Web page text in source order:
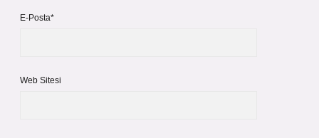
E-Posta*
Web Sitesi